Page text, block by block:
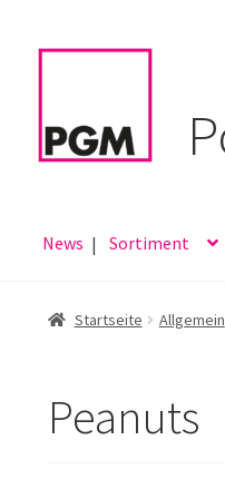
Zur
Zum
News Sortiment
Startseite Allgemein
Peanuts